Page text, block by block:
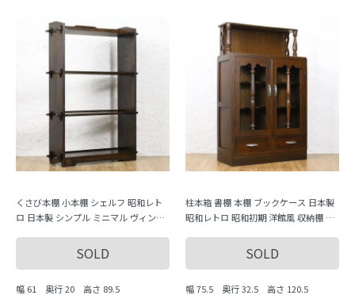
くさび本棚 小本棚 シェルフ 昭和レト
ロ 日本製 シンプル ミニマル ヴィンテ
SOLD
幅 61 奥行 20 高さ 89.5
柱本箱 書棚 本棚 ブックケース 日本製
昭和レトロ 昭和初期 洋館風 収納棚 キ
SOLD
幅 75.5 奥行 32.5 高さ 120.5